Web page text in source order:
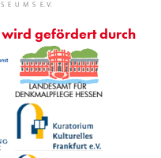
gefördert durch